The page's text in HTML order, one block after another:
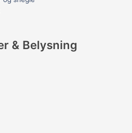
& Belysning